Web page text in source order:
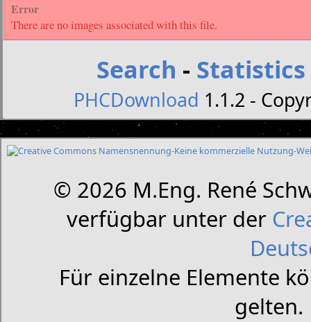
Error
There are no images associated with this file.
Search - Statistics
PHCDownload 1.1.2 -
© 2026 M.Eng. René
verfügbar unter der
Für einzelne Elemente